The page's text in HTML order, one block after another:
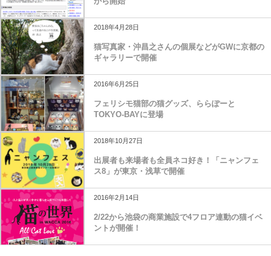
2018年4月28日
猫写真家・沖昌之さんの個展などがGWに京都の
ギャラリーで開催
2016年6月25日
フェリシモ猫部の猫グッズ、ららぽーと
TOKYO-BAYに登場
2018年10月27日
出展者も来場者も全員ネコ好き！「ニャンフェ
ス8」が東京・浅草で開催
2016年2月14日
2/22から池袋の商業施設で4フロア連動の猫イベ
ントが開催！